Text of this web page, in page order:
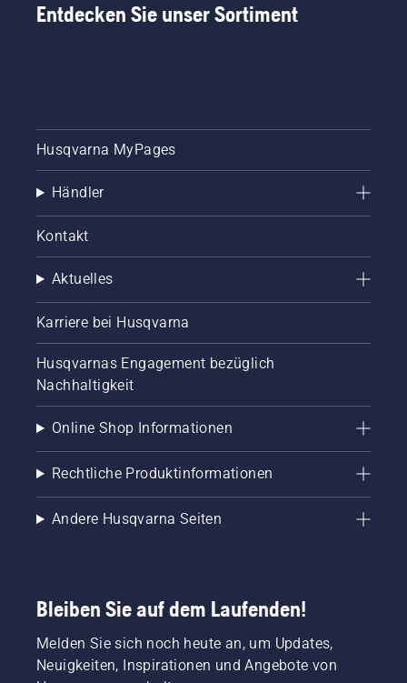
Entdecken Sie unser Sortiment
Husqvarna MyPages
Händler
Kontakt
Aktuelles
Karriere bei Husqvarna
Husqvarnas Engagement bezüglich
Nachhaltigkeit
Online Shop Informationen
Rechtliche Produktinformationen
Andere Husqvarna Seiten
Bleiben Sie auf dem Laufenden!
Melden Sie sich noch heute an, um Updates,
Neuigkeiten, Inspirationen und Angebote von